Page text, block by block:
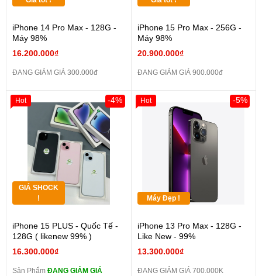
iPhone 14 Pro Max - 128G -
Máy 98%
16.200.000₫
ĐANG GIẢM GIÁ 300.000đ
iPhone 15 Pro Max - 256G -
Máy 98%
20.900.000₫
ĐANG GIẢM GIÁ 900.000đ
GIÁ SHOCK
!
iPhone 15 PLUS - Quốc Tế -
128G ( likenew 99% )
16.300.000₫
-4%
Sản Phẩm ĐANG GIẢM GIÁ
Hot
Máy Đẹp !
iPhone 13 Pro Max - 128G -
Like New - 99%
13.300.000₫
-5%
ĐANG GIẢM GIÁ 700.000K
Hot